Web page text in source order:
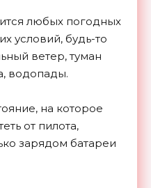
любых погодных
условий, будь-то
ветер, туман
водопады.
на которое
от пилота,
зарядом батареи